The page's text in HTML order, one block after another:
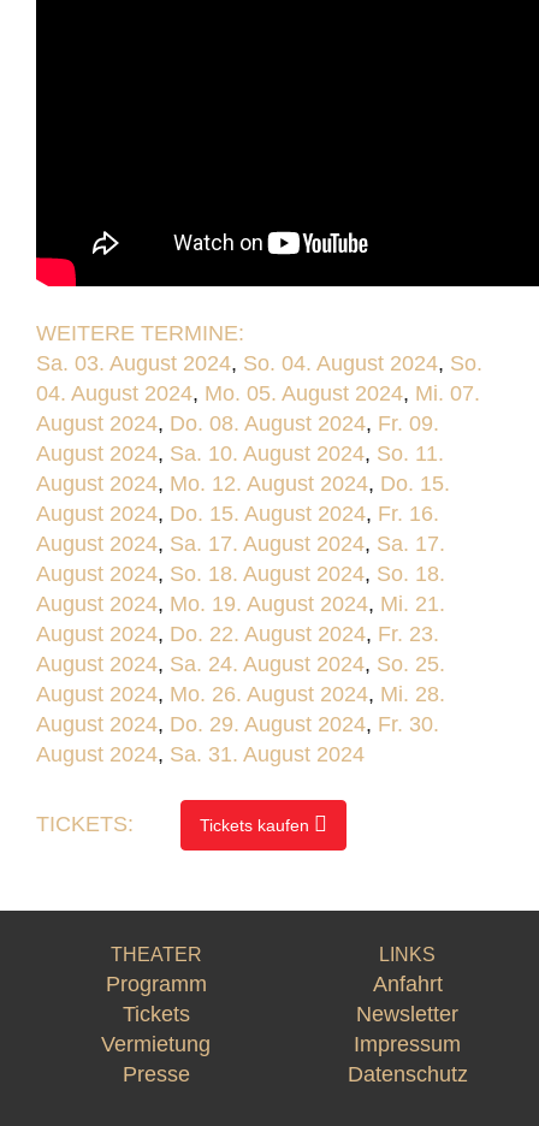
WEITERE TERMINE:
Sa. 03. August 2024, So. 04. August 2024, So.
04. August 2024, Mo. 05. August 2024, Mi. 07.
August 2024, Do. 08. August 2024, Fr. 09.
August 2024, Sa. 10. August 2024, So. 11.
August 2024, Mo. 12. August 2024, Do. 15.
August 2024, Do. 15. August 2024, Fr. 16.
August 2024, Sa. 17. August 2024, Sa. 17.
August 2024, So. 18. August 2024, So. 18.
August 2024, Mo. 19. August 2024, Mi. 21.
August 2024, Do. 22. August 2024, Fr. 23.
August 2024, Sa. 24. August 2024, So. 25.
August 2024, Mo. 26. August 2024, Mi. 28.
August 2024, Do. 29. August 2024, Fr. 30.
August 2024, Sa. 31. August 2024
TICKETS: Tickets kaufen
THEATER
Programm
Tickets
Vermietung
Presse
LINKS
Anfahrt
Newsletter
Impressum
Datenschutz